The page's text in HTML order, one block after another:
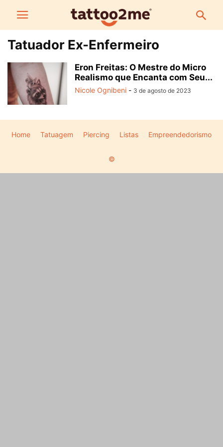
Tatuador Ex-Enfermeiro
Eron Freitas: O Mestre do Micro
Realismo que Encanta com Seu...
Nicole Ognibeni - 3 de agosto de 2023
Home Tatuagem Piercing Listas Empreendedorismo
©